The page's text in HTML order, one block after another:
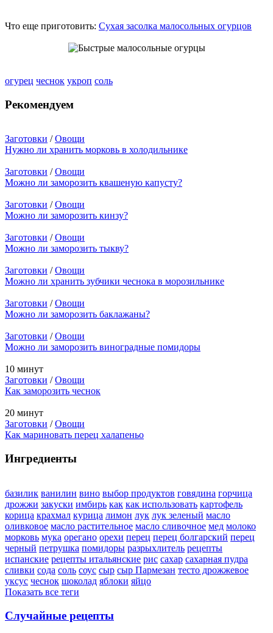
Что еще приготовить: Сухая засолка малосольных огурцов
огурец чеснок укроп соль
Рекомендуем
Заготовки /Овощи
Нужно ли хранить морковь в холодильнике
Заготовки /Овощи
Можно ли заморозить квашеную капусту?
Заготовки /Овощи
Можно ли заморозить кинзу?
Заготовки /Овощи
Можно ли заморозить тыкву?
Заготовки /Овощи
Можно ли хранить зубчики чеснока в морозильнике
Заготовки /Овощи
Можно ли заморозить баклажаны?
Заготовки /Овощи
Можно ли заморозить виноградные помидоры
10 минут
Заготовки /Овощи
Как заморозить чеснок
20 минут
Заготовки /Овощи
Как мариновать перец халапеньо
Ингредиенты
базилик ванилин вино выбор продуктов говядина горчица
дрожжи закуски имбирь как как использовать картофель
корица крахмал курица лимон лук лук зеленый масло
оливковое масло растительное масло сливочное мед молоко
морковь мука орегано орехи перец перец болгарский перец
черный петрушка помидоры разрыхлитель рецепты
испанские рецепты итальянские рис сахар сахарная пудра
сливки сода соль соус сыр сыр Пармезан тесто дрожжевое
уксус чеснок шоколад яблоки яйцо
Показать все теги
Случайные рецепты